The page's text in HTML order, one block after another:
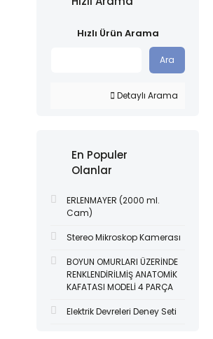
Hızlı Ürün Arama
Ara
Detaylı Arama
En Populer
Olanlar
ERLENMAYER (2000 ml.
Cam)
Stereo Mikroskop Kamerası
BOYUN OMURLARI ÜZERİNDE
RENKLENDİRİLMİŞ ANATOMİK
KAFATASI MODELİ 4 PARÇA
Elektrik Devreleri Deney Seti